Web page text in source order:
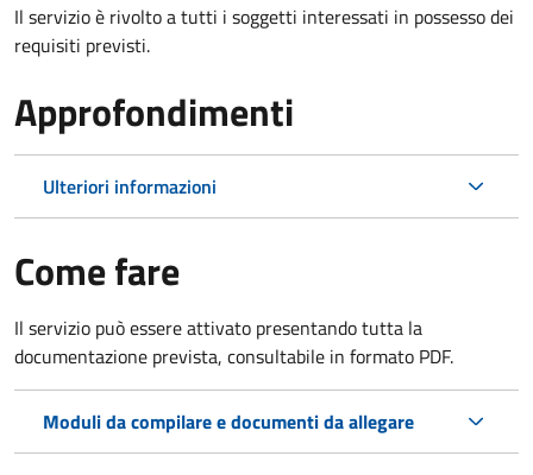
Il servizio è rivolto a tutti i soggetti interessati in possesso dei
requisiti previsti.
Approfondimenti
Ulteriori informazioni
Come fare
Il servizio può essere attivato presentando tutta la
documentazione prevista, consultabile in formato PDF.
Moduli da compilare e documenti da allegare